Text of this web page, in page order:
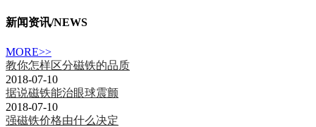
新闻资讯/NEWS
MORE>>
教你怎样区分磁铁的品质
2018-07-10
据说磁铁能治眼球震颤
2018-07-10
强磁铁价格由什么决定